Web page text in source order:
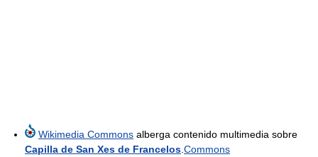
Wikimedia Commons alberga contenido multimedia sobre
Capilla de San Xes de Francelos Commons